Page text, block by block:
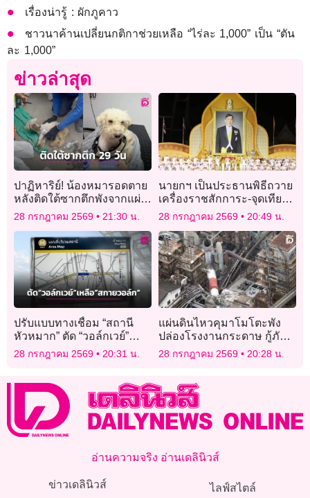
เรื่องน่ารู้ : ผักภูคาว
ชาวนาค้านเปลี่ยนกติกาช่วยเหลือ “ไร่ละ 1,000” เป็น “ตัน
ละ 1,000”
ข่าวล่าสุด
ปาฏิหาริย์! น้องหมารอดตาย
หลังติดใต้ซากตึกพังจากแผ่น
ดินไหวเวเนซุเอลานาน 29
28 กรกฎาคม 2569 21:30 น.
นายกฯ เป็นประธานพิธีถวาย
เครื่องราชสักการะ-จุดเทียน
ถวายพระพรชัยมงคลเฉลิม
พระชนมพรรษาพระบาท
สมเด็จพระเจ้าอยู่หัว
28 กรกฎาคม 2569 20:49 น.
ปรับแบบทางเชื่อม “สถานี
หัวหมาก” ตัด “วอล์กเวย์”
เหลือแค่ “สกายวอล์ก”
28 กรกฎาคม 2569 20:31 น.
แผ่นดินไหวคุมาโมโตะพัง
ปล่องโรงงานกระดาษ กู้ภัย
เร่งค้นหาผู้สูญหาย
28 กรกฎาคม 2569 20:28 น.
อ่านความจริง อ่านเดลินิวส์
ข่าวเดลินิวส์ ไลฟ์สไตล์